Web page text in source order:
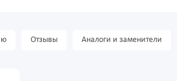
Отзывы Аналоги и заменители